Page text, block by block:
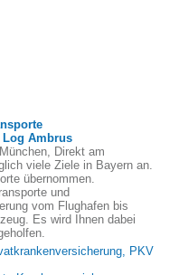
Log Ambrus
Direkt am
viele Ziele in Bayern an.
übernommen.
und
vom Flughafen bis
Es wird Ihnen dabei
PKV